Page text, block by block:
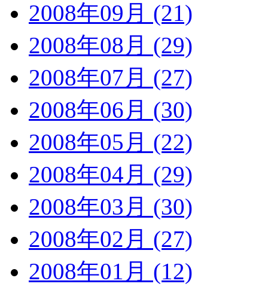
2008年09月 (21)
2008年08月 (29)
2008年07月 (27)
2008年06月 (30)
2008年05月 (22)
2008年04月 (29)
2008年03月 (30)
2008年02月 (27)
2008年01月 (12)